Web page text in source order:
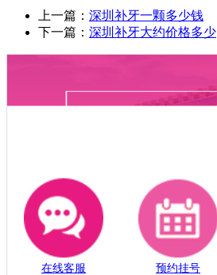
上一篇： 深圳补牙一颗多少钱
下一篇： 深圳补牙大约价格多少
在线客服 预约挂号